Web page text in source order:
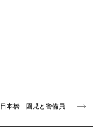
日本橋 園児と警備員